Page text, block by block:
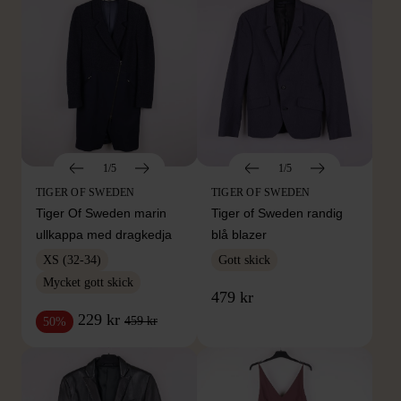
1/5
TIGER OF SWEDEN
Tiger Of Sweden marin
ullkappa med dragkedja
XS (32-34)
Mycket gott skick
50% 229 kr 459 kr
1/5
TIGER OF SWEDEN
Tiger of Sweden randig
blå blazer
Gott skick
479 kr